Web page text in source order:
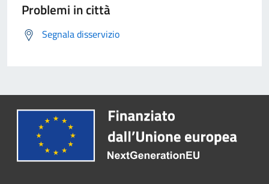
Problemi in città
Segnala disservizio